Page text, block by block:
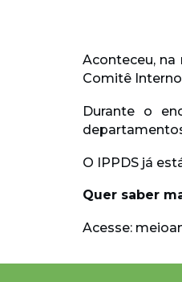
Aconteceu, na
Comitê
Durante o
O IPPDS já
Quer saber
Acesse: